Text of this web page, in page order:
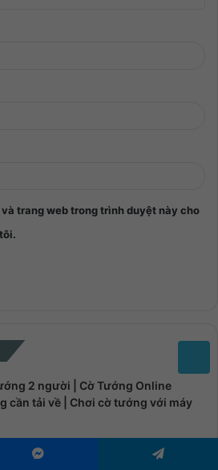
trang web trong trình duyệt này cho
2 người | Cờ Tướng Online
cần tải về | Chơi cờ tướng với máy
No – Những Quyết Định Thay Đổi